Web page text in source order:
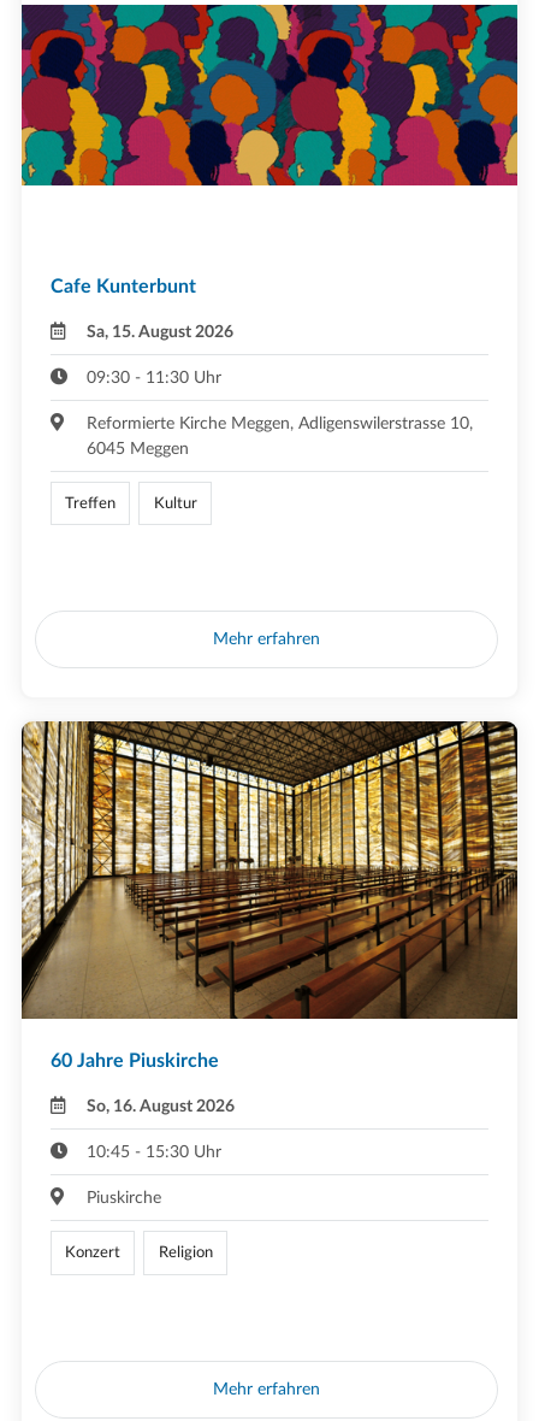
Cafe Kunterbunt
Sa, 15. August 2026
09:30 - 11:30 Uhr
Reformierte Kirche Meggen, Adligenswilerstrasse 10,
6045 Meggen
Treffen Kultur
Mehr erfahren
60 Jahre Piuskirche
So, 16. August 2026
10:45 - 15:30 Uhr
Piuskirche
Konzert Religion
Mehr erfahren